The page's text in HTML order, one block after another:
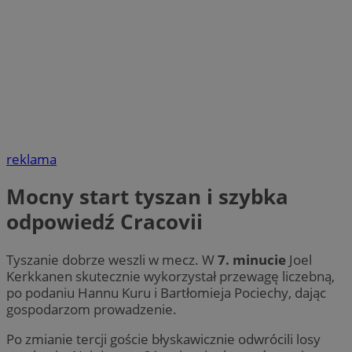
reklama
Mocny start tyszan i szybka
odpowiedź Cracovii
Tyszanie dobrze weszli w mecz. W7. minucie Joel
Kerkkanen skutecznie wykorzystał przewagę liczebną,
po podaniu Hannu Kuru i Bartłomieja Pociechy, dając
gospodarzom prowadzenie.
Po zmianie tercji goście błyskawicznie odwrócili losy